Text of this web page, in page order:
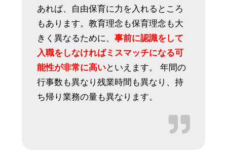
あれば、自由保育に力を入れるところ
もあります。教育理念も保育理念も大
きく異なるために、 事前に認識をして
入職をしなければミスマッチになる可
能性が非常に高いといえます。 年間の
行事数も異なり残業時間も異なり、持
ち帰り業務の量も異なります。